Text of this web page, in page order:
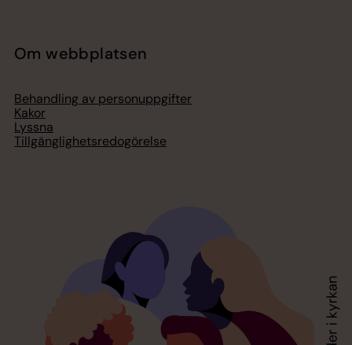
Om webbplatsen
Behandling av personuppgifter
Kakor
Lyssna
Tillgänglighetsredogörelse